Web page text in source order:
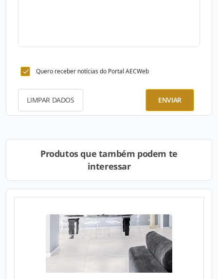
Quero receber notícias do Portal AECWeb
LIMPAR DADOS ENVIAR
Produtos que também podem te
interessar